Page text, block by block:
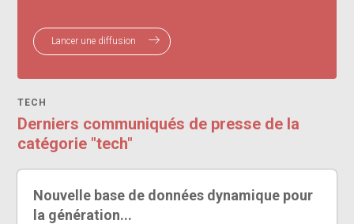
Lancer une diffusion
TECH
Derniers communiqués de presse de la
catégorie "tech"
Nouvelle base de données dynamique pour
la génération...